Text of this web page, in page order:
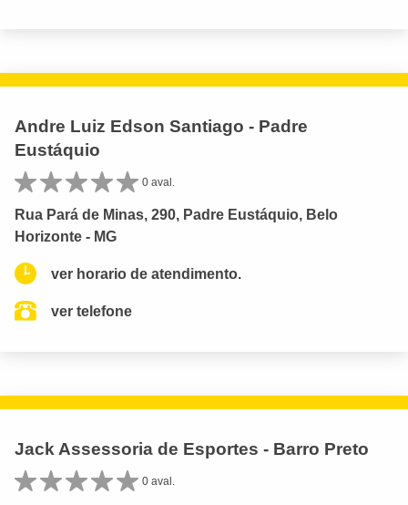
Andre Luiz Edson Santiago - Padre
Eustáquio
0 aval.
Rua Pará de Minas, 290, Padre Eustáquio, Belo
Horizonte - MG
ver horario de atendimento.
ver telefone
Jack Assessoria de Esportes - Barro Preto
0 aval.